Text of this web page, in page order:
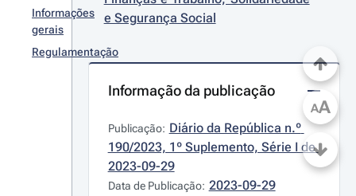
Informações
gerais
Regulamentação
e Segurança Social
Informação da publicação
Publicação: Diário da República n.º
190/2023, 1º Suplemento, Série I de
2023-09-29
Data de Publicação: 2023-09-29
AA